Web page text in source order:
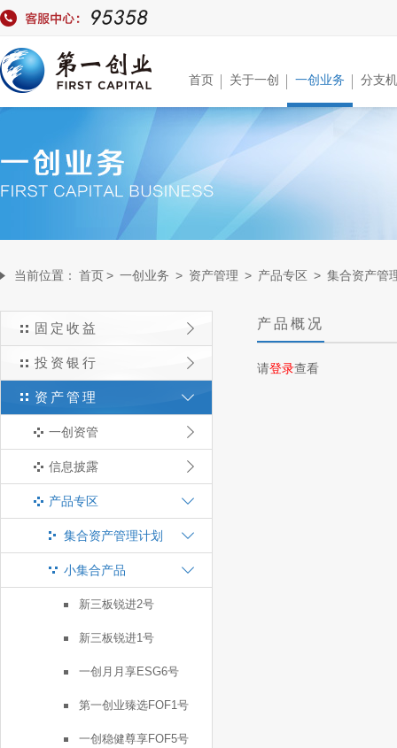
首页 关于一创 一创业务 分支
当前位置： 首页> 一创业务 > 资产管理 > 产品专区 > 集合资产管
固定收益
投资银行
资产管理
一创资管
信息披露
产品专区
集合资产管理计划
小集合产品
新三板锐进2号
新三板锐进1号
一创月月享ESG6号
第一创业臻选FOF1号
一创稳健尊享FOF5号
产品概况
请登录查看